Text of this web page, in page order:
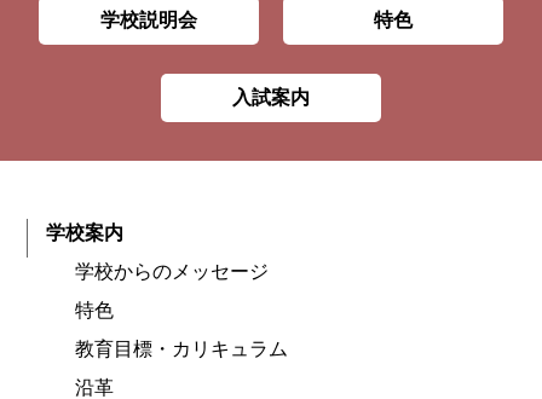
学校説明会 特色
入試案内
学校案内
学校からのメッセージ
特色
教育目標・カリキュラム
沿革